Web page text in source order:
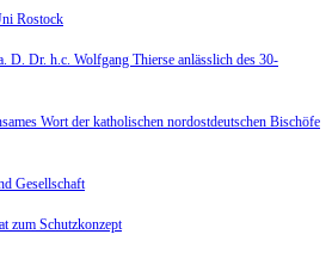
Rostock
D. Dr. h.c. Wolfgang Thierse anlässlich des 30-
Wort der katholischen nordostdeutschen Bischöfe
Gesellschaft
zum Schutzkonzept